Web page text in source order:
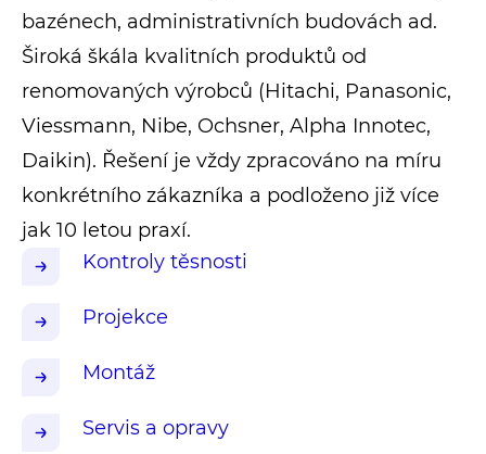
bazénech, administrativních budovách ad.
Široká škála kvalitních produktů od
renomovaných výrobců (Hitachi, Panasonic,
Viessmann, Nibe, Ochsner, Alpha Innotec,
Daikin). Řešení je vždy zpracováno na míru
konkrétního zákazníka a podloženo již více
jak 10 letou praxí.
Kontroly těsnosti
Projekce
Montáž
Servis a opravy